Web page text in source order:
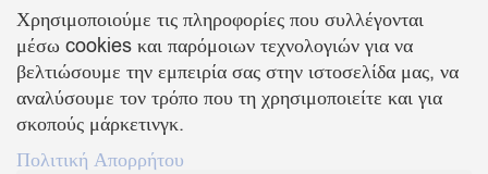
ΠΛΗΡΟΦΟΡΙΕΣ
Χρησιμοποιούμε τις πληροφορίες που συλλέγονται
μέσω cookies και παρόμοιων τεχνολογιών για να
βελτιώσουμε την εμπειρία σας στην ιστοσελίδα μας, να
αναλύσουμε τον τρόπο που τη χρησιμοποιείτε και για
σκοπούς μάρκετινγκ.
Πολιτική Απορρήτου